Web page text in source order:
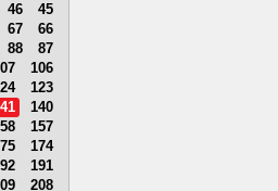
45
46
66
67
87
88
106
123
140
157
174
191
208